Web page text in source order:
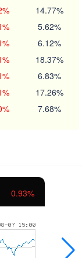
14.77%
5.62%
6.12%
18.37%
6.83%
17.26%
7.68%
0.93%